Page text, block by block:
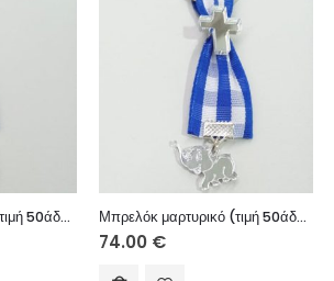
Μπρελόκ μαρτυρικό (τιμή 50άδας) Μπρελόκ μαρτυρικό (τιμή 50άδας)
74.00 €